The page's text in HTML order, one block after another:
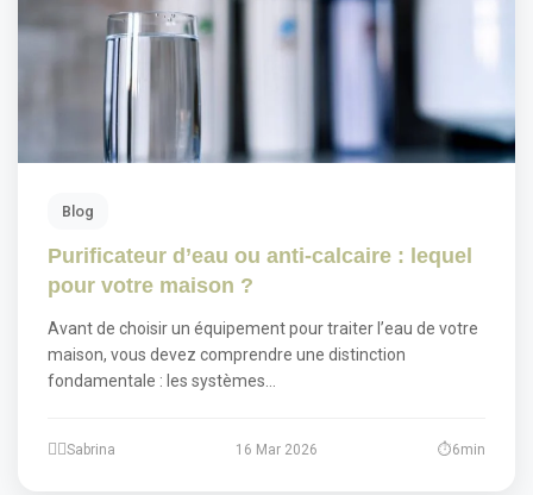
Blog
Purificateur d’eau ou anti-calcaire : lequel
pour votre maison ?
Avant de choisir un équipement pour traiter l’eau de votre
maison, vous devez comprendre une distinction
fondamentale : les systèmes…
Sabrina 16 Mar 2026 6min